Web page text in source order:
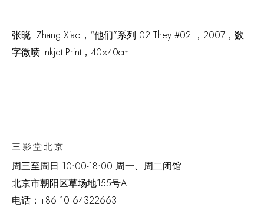
张晓 Zhang Xiao， “他们”系列 02 They #02 ，2007，数
字微喷 Inkjet Print，40×40cm
三影堂北京
周三至周日 10:00-18:00 周一、周二闭馆
北京市朝阳区草场地155号A
电话： +86 10 64322663